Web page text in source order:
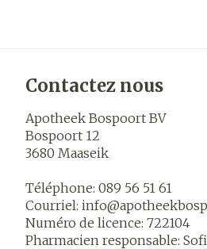
Contactez nous
Apotheek Bospoort BV
Bospoort 12
3680 Maaseik
Téléphone: 089 56 51 61
Courriel: info@
Numéro de licence: 722104
Pharmacien responsable: